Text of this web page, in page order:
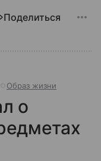
Поделиться
Образ жизни
о